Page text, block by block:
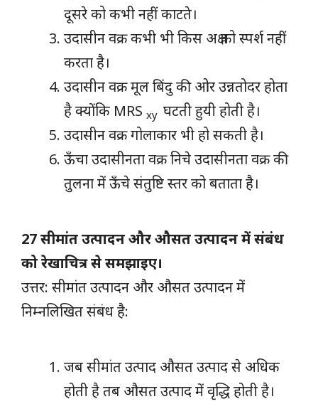
दूसरे को कभी नहीं काटते।
उदासीन वक्र कभी भी किस अक्ष को स्पर्श नहीं
करता है।
उदासीन वक्र मूल बिंदु की ओर उन्नतोदर होता
है क्योंकि MRS xy घटती हुयी होती है।
उदासीन वक्र गोलाकार भी हो सकती है।
ऊँचा उदासीनता वक्र निचे उदासीनता वक्र की
तुलना में ऊँचे संतुष्टि स्तर को बताता है।
27 सीमांत उत्पादन और औसत उत्पादन में संबंध
को रेखाचित्र से समझाइए।
उत्तर: सीमांत उत्पादन और औसत उत्पादन में
निम्नलिखित संबंध है:
जब सीमांत उत्पाद औसत उत्पाद से अधिक
होती है तब औसत उत्पाद में वृद्धि होती है।